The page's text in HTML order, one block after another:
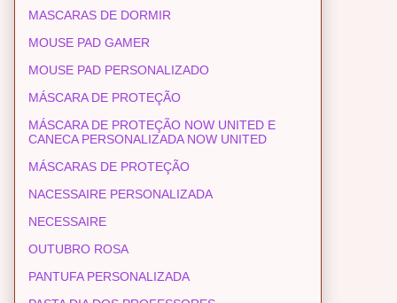
MASCARAS DE DORMIR
MOUSE PAD GAMER
MOUSE PAD PERSONALIZADO
MÁSCARA DE PROTEÇÃO
MÁSCARA DE PROTEÇÃO NOW UNITED E
CANECA PERSONALIZADA NOW UNITED
MÁSCARAS DE PROTEÇÃO
NACESSAIRE PERSONALIZADA
NECESSAIRE
OUTUBRO ROSA
PANTUFA PERSONALIZADA